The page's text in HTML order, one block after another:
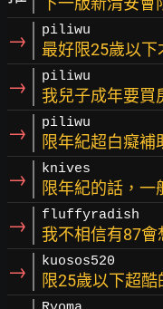
→ piliwu
最好限25歲以下
→ piliwu
我兒子成年要買
→ piliwu
限年紀超白癡補
→ knives
限年紀的話，一
→ fluffyradish
我不相信有87
→ kuosos520
限25歲以下超酷